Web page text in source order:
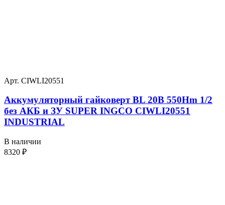
Арт. CIWLI20551
Аккумуляторный гайковерт BL 20В 550Hm 1/2
без АКБ и ЗУ SUPER INGCO CIWLI20551
INDUSTRIAL
В наличии
8320 ₽